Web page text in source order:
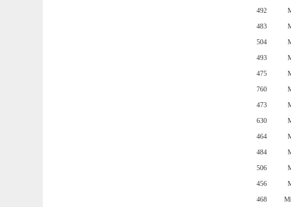
492
483
504
493
475
760
473
630
464
484
506
456
468